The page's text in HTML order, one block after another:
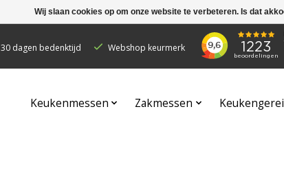
30 dagen bedenktijd Webshop keurmerk
Keukenmessen Zakmessen Keukengerei
Wij slaan cookies op om onze website te verbeteren. Is dat